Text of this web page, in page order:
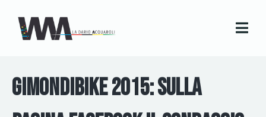
GimondiBike 2015: sulla